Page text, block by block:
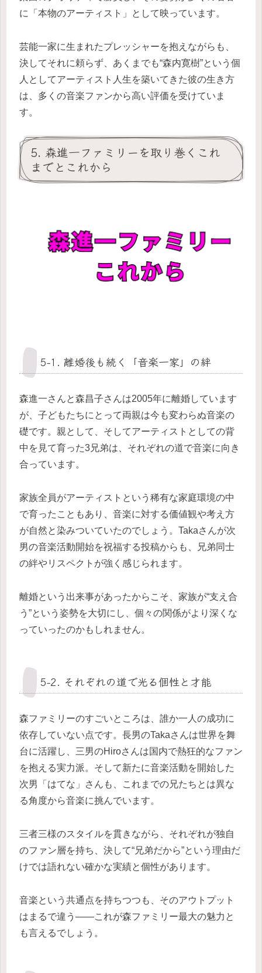
に「本物のアーティスト」として映っています。
芸能一家に生まれたプレッシャーを抱えながらも、
決してそれに頼らず、あくまでも“森内寛樹”という個
人としてアーティスト人生を築いてきた彼の生き方
は、多くの音楽ファンから高い評価を受けていま
す。
5. 森進一ファミリーを取り巻くこれ
までとこれから
5-1. 離婚後も続く「音楽一家」の絆
森進一さんと森昌子さんは2005年に離婚しています
が、子どもたちにとって両親は今も変わらぬ音楽の
礎です。親として、そしてアーティストとしての背
中を見て育った3兄弟は、それぞれの道で音楽に向き
合っています。
家族全員がアーティストという稀有な家庭環境の中
で育ったこともあり、音楽に対する価値観や考え方
が自然と染みついていたのでしょう。Takaさんが次
男の音楽活動開始を祝福する投稿からも、兄弟同士
の絆やリスペクトが強く感じられます。
離婚という出来事があったからこそ、家族が“支え合
う”という姿勢を大切にし、個々の関係がより深くな
っていったのかもしれません。
5-2. それぞれの道で光る個性と才能
森ファミリーのすごいところは、誰か一人の成功に
依存していない点です。長男のTakaさんは世界を舞
台に活躍し、三男のHiroさんは国内で熱狂的なファン
を抱える実力派。そして新たに音楽活動を開始した
次男「はてな」さんも、これまでの兄たちとは異な
る角度から音楽に挑んでいます。
三者三様のスタイルを貫きながら、それぞれが独自
のファン層を持ち、決して“兄弟だから”という理由だ
けでは語れない確かな実績と個性があります。
音楽という共通点を持ちつつも、そのアウトプット
はまるで違う――これが森ファミリー最大の魅力と
も言えるでしょう。